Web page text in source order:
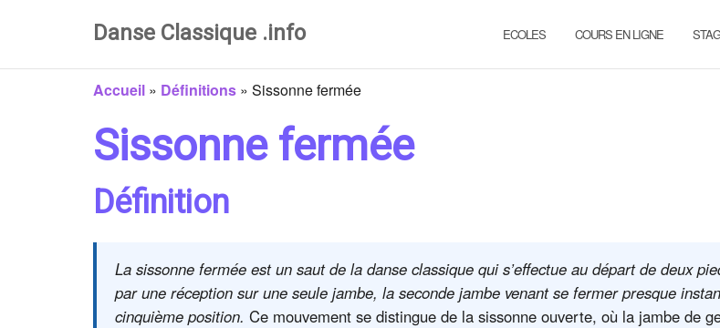
Danse Classique .info ECOLES COURS EN LIGNE
Accueil » Définitions » Sissonne fermée
Sissonne fermée
Définition
La sissonne fermée est un saut de la danse classique qui s’effectue au départ de deux
par une réception sur une seule jambe, la seconde jambe venant se fermer presque
cinquième position. Ce mouvement se distingue de la sissonne ouverte, où la jambe de